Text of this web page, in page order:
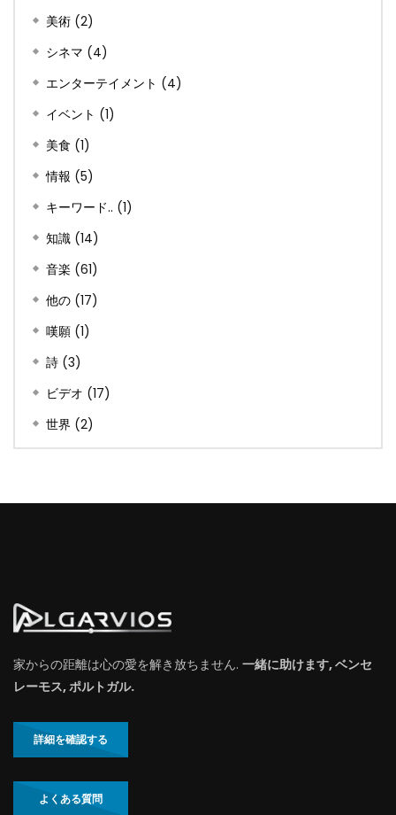
美術 (2)
シネマ (4)
エンターテイメント (4)
イベント (1)
美食 (1)
情報 (5)
キーワード.. (1)
知識 (14)
音楽 (61)
他の (17)
嘆願 (1)
詩 (3)
ビデオ (17)
世界 (2)
家からの距離は心の愛を解き放ちません. 一緒に助けます, ベンセ
レーモス, ポルトガル.
詳細を確認する
よくある質問